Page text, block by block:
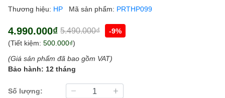
Thương hiệu: HP Mã sản phẩm: PRTHP099
4.990.000₫ 5.490.000₫
-9%
(Tiết kiệm: 500.000₫)
(Giá sản phẩm đã bao gồm VAT)
Bảo hành: 12 tháng
Số lượng: